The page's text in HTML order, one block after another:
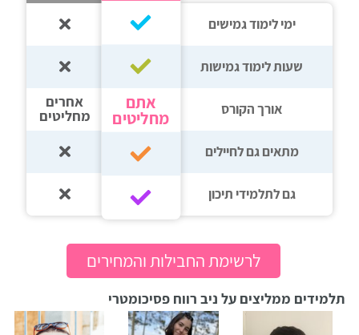
ימי לימוד גמישים
שעות לימוד גמישות
אורך הקורס
מתאים גם לחיילים
גם לתלמידי תיכון‎‏
אתם
מחליטים
אחרים
מחליטים
לרשימת החבילות והמחירים
תלמידים ממליצים על ניב רווח פסיכומטרי